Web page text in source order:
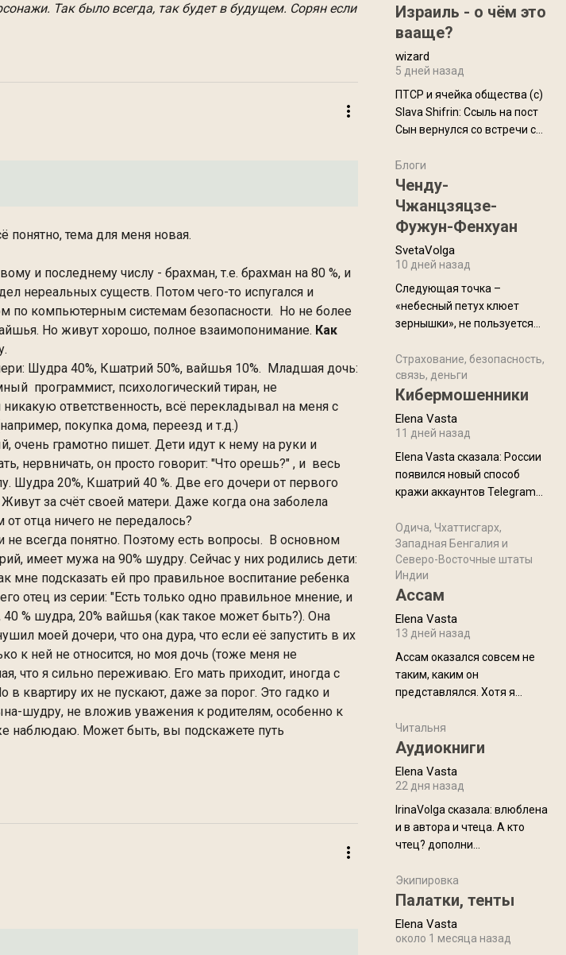
Так было всегда, так будет в будущем. Сорян если
понятно, тема для меня новая.
и последнему числу - брахман, т.е. брахман на 80 %, и
нереальных существ. Потом чего-то испугался и
по компьютерным системам безопасности. Но не более
Но живут хорошо, полное взаимопонимание. Как
Шудра 40%, Кшатрий 50%, вайшья 10%. Младшая дочь:
программист, психологический тиран, не
ответственность, всё перекладывал на меня с
покупка дома, переезд и т.д.)
грамотно пишет. Дети идут к нему на руки и
нервничать, он просто говорит: "Что орешь?" , и весь
Шудра 20%, Кшатрий 40 %. Две его дочери от первого
за счёт своей матери. Даже когда она заболела
отца ничего не передалось?
не всегда понятно. Поэтому есть вопросы. В основном
имеет мужа на 90% шудру. Сейчас у них родились дети:
подсказать ей про правильное воспитание ребенка
отец из серии: "Есть только одно правильное мнение, и
% шудра, 20% вайшья (как такое может быть?). Она
моей дочери, что она дура, что если её запустить в их
к ней не относится, но моя дочь (тоже меня не
что я сильно переживаю. Его мать приходит, иногда с
квартиру их не пускают, даже за порог. Это гадко и
шудру, не вложив уважения к родителям, особенно к
наблюдаю. Может быть, вы подскажете путь
Израиль - о чём это
вааще?
wizard
5 дней назад
ПТСР и ячейка общества (с)
Slava Shifrin: Ссыль на пост
Сын вернулся со встречи с
уже, как демобилизовались,
а продолжают встречаться
почти каждую неделю) и с
порога сообщил: "Эйтан
разводится!" Эйтан -
мальчик из религиозной
семьи, из тех, кого называют
"вязаные кипы". С 2022-го
Блоги
Ченду-
Чжанцзяцзе-
Фужун-Фенхуан
SvetaVolga
10 дней назад
Следующая точка –
«небесный петух клюет
зернышки», не пользуется
заслужено, и чтобы попасть
на начало тропы показали
водителю карту, иначе
Пошли туда, потому что я
отзывов. По мне – сплошная
физуха, долгий спуск, потом
подъем по этому же пути.
Пока
Страхование, безопасность,
связь, деньги
Кибермошенники
Elena Vasta
11 дней назад
Elena Vasta сказалa: России
появился новый способ
кражи аккаунтов Telegram
Прочитайте! У моих двух
знакомых вот так увели
аккаунты
Одича, Чхаттисгарх,
Западная Бенгалия и
Северо-Восточные штаты
Индии
Ассам
Elena Vasta
13 дней назад
Ассам оказался совсем не
таким, каким он
представлялся. Хотя я
краешек, но все же схватила
ауру штата, как-то он меня
природа, мягкие
такая как бы переходная
ступень между привычной
нам Индией и остальными
надеюсь увидеть.
Читальня
Аудиокниги
Elena Vasta
22 дня назад
IrinaVolga сказалa: влюблена
и в автора и чтеца. А кто
чтец? дополни
Экипировка
Палатки, тенты
Elena Vasta
около 1 месяца назад